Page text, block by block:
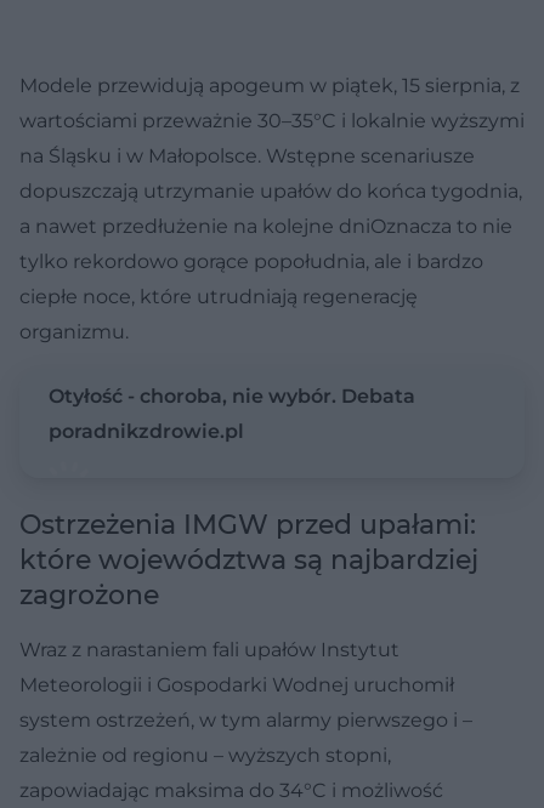
Modele przewidują apogeum w piątek, 15 sierpnia, z
wartościami przeważnie 30–35°C i lokalnie wyższymi
na Śląsku i w Małopolsce. Wstępne scenariusze
dopuszczają utrzymanie upałów do końca tygodnia,
a nawet przedłużenie na kolejne dniOznacza to nie
tylko rekordowo gorące popołudnia, ale i bardzo
ciepłe noce, które utrudniają regenerację
organizmu.
Otyłość - choroba, nie wybór. Debata
poradnikzdrowie.pl
Ostrzeżenia IMGW przed upałami:
które województwa są najbardziej
zagrożone
Wraz z narastaniem fali upałów Instytut
Meteorologii i Gospodarki Wodnej uruchomił
system ostrzeżeń, w tym alarmy pierwszego i –
zależnie od regionu – wyższych stopni,
zapowiadając maksima do 34°C i możliwość